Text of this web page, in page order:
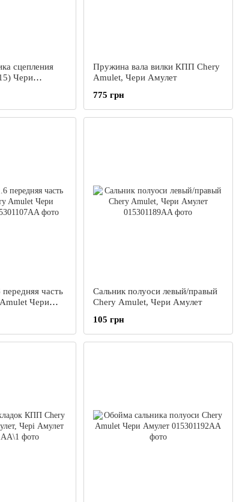
сцепления
Чери
Пружина вала вилки КПП Chery
Amulet, Чери Амулет
775 грн
часть
Чери
Сальник полуоси левый/правый
Chery Amulet, Чери Амулет
105 грн